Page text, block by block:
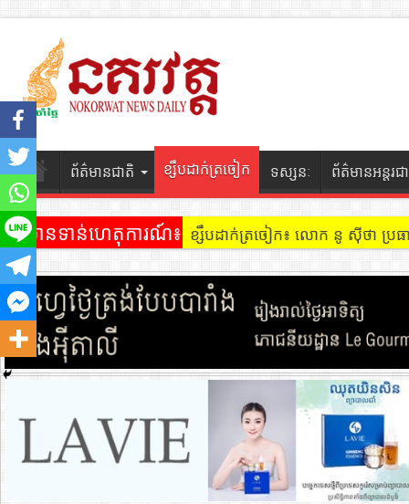
ព័ត៌មានជាតិ ខ្សឹបដាក់ត្រចៀក ទស្សនៈ ព័ត៌មានអន្តរជ
ព័ត៌មានទាន់ហេតុការណ៍៖ ខ្សឹបដាក់ត្រចៀក៖ លោក នូ សុីថា ប្រធា